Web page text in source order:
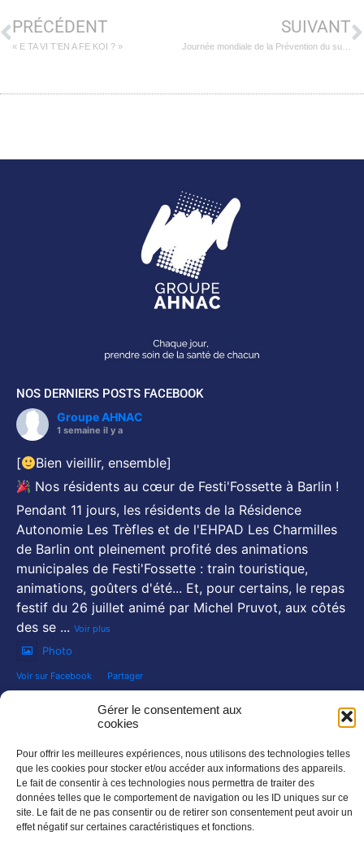
Gérer le consentement aux
cookies
Pour offrir les meilleures expériences, nous utilisons des technologies telles
que les cookies pour stocker et/ou accéder aux informations des appareils.
Le fait de consentir à ces technologies nous permettra de traiter des
données telles que le comportement de navigation ou les ID uniques sur ce
site. Le fait de ne pas consentir ou de retirer son consentement peut avoir un
effet négatif sur certaines caractéristiques et fonctions.
PRÉCÉDENT
« E TA VI T’EN A FE KOI ? »
SUIVANT
NOS DERNIERS POSTS FACEBOOK
Groupe AHNAC
1 semaine il y a
[
Bien vieillir, ensemble]
Nos résidents au cœur de Festi'Fossette à Barlin !
Pendant 11 jours, les résidents de la Résidence
Autonomie Les Trèfles et de l'EHPAD Les Charmilles
de Barlin ont pleinement profité des animations
municipales de Festi'Fossette : train touristique,
animations, goûters d'été... Et, pour certains, le repas
festif du 26 juillet animé par Michel Pruvot, aux côtés
des se ... Voir plus
Photo
Voir sur Facebook · Partager
NOS NEWSLETTERS :
SUIVEZ NOUS SUR :